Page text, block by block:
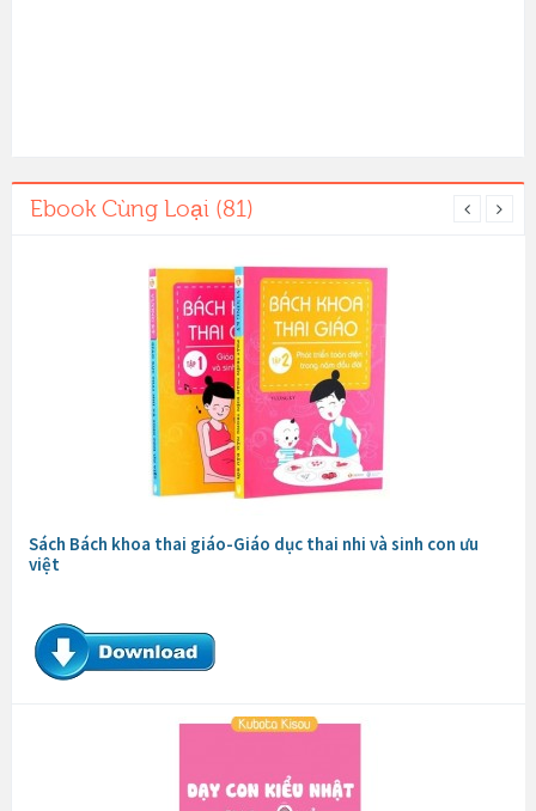
Ebook Cùng Loại (81)
Sách Bách khoa thai giáo-Giáo dục thai nhi và sinh con ưu
việt